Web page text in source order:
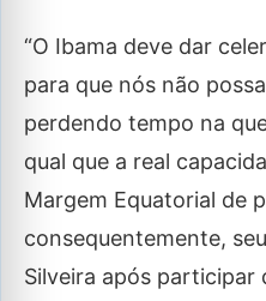
“O Ibama deve dar
para que nós não
perdendo tempo na
qual que a real
Margem Equatorial de
consequentemente,
Silveira após participar